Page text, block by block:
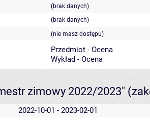
(brak danych)
(brak danych)
(nie masz dostępu)
Przedmiot - Ocena
Wykład - Ocena
zimowy 2022/2023"
2022-10-01 - 2023-02-01